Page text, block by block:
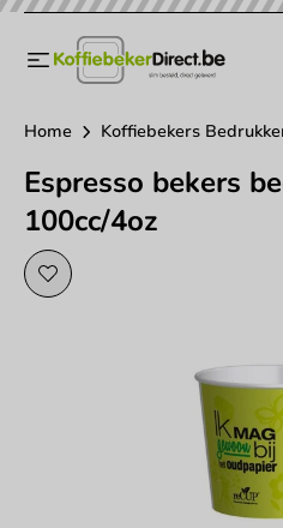
Home Koffiebekers
Espresso bekers
100cc/4oz